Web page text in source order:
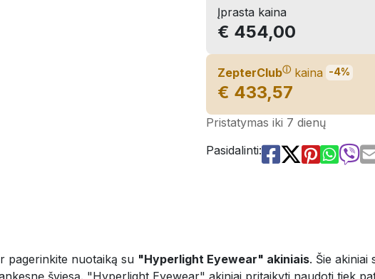
Įprasta kaina
€ 454,00
ZepterClubⓘ kaina -4%
€ 433,57
Pristatymas iki 7 dienų
Pasidalinti:
pagerinkite nuotaiką su "Hyperlight Eyewear" akiniais. Šie
šviesą. "Hyperlight Eyewear" akiniai pritaikyti naudoti tiek